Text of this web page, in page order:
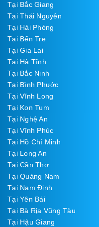
Tại Bắc Giang
Tại Thái Nguyên
Tại Hải Phòng
Tại Bến Tre
Tại Gia Lai
Tại Hà Tĩnh
Tại Bắc Ninh
Tại Bình Phước
Tại Vĩnh Long
Tại Kon Tum
Tại Nghệ An
Tại Vĩnh Phúc
Tại Hồ Chí Minh
Tại Long An
Tại Cần Thơ
Tại Quảng Nam
Tại Nam Định
Tại Yên Bái
Tại Bà Rịa Vũng Tàu
Tại Hậu Giang